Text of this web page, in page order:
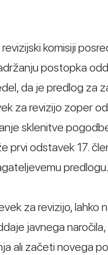
komisiji
postopka
da je predlog za
za revizijo zoper
sklenitve
prvi odstavek 17.
predlogu.
za revizijo, lahko
javnega
ali začeti novega